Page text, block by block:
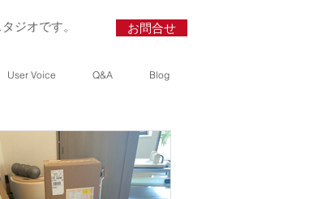
ジオです。 お問合せ
User Voice Q&A Blog
Posts
新規体験ご予約受け付